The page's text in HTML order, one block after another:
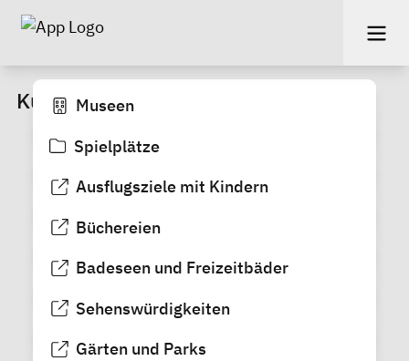
Kultur und Freizeit
Museen
Spielplätze
Ausflugsziele mit Kindern
Büchereien
Badeseen und Freizeitbäder
Sehenswürdigkeiten
Gärten und Parks